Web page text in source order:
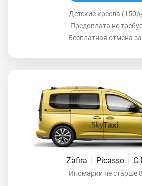
Детские кресла
Предоплата не
Бесплатная отмена
Zafira | Picasso |
Иномарки не старше